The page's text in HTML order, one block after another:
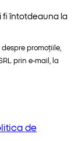
fi întotdeauna la
promoțiile,
prin e-mail, la
de